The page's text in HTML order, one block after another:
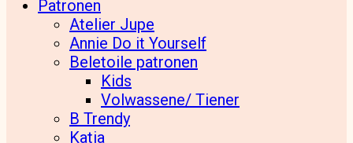
Patronen
Atelier Jupe
Annie Do it Yourself
Beletoile patronen
Kids
Volwassene/ Tiener
B Trendy
Katia